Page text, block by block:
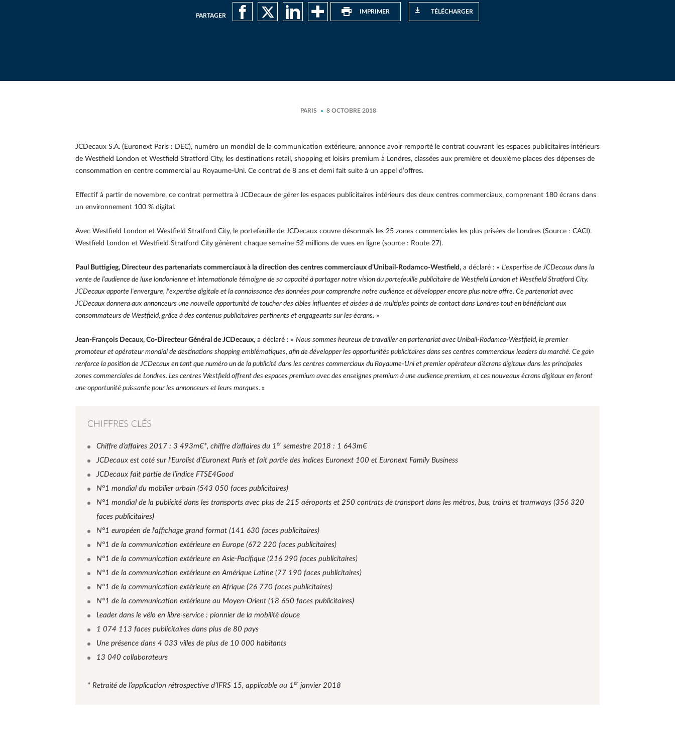
PARTAGER
IMPRIMER TÉLÉCHARGER
PARIS 8 OCTOBRE 2018
JCDecaux S.A. (Euronext Paris : DEC), numéro un mondial de la communication extérieure, annonce avoir remporté le contrat couvrant les espaces publicitaires intérieurs
de Westfield London et Westfield Stratford City, les destinations retail, shopping et loisirs premium à Londres, classées aux première et deuxième places des dépenses de
consommation en centre commercial au Royaume-Uni. Ce contrat de 8 ans et demi fait suite à un appel d’offres.
Effectif à partir de novembre, ce contrat permettra à JCDecaux de gérer les espaces publicitaires intérieurs des deux centres commerciaux, comprenant 180 écrans dans
un environnement 100 % digital.
Avec Westfield London et Westfield Stratford City, le portefeuille de JCDecaux couvre désormais les 25 zones commerciales les plus prisées de Londres (Source : CACI).
Westfield London et Westfield Stratford City génèrent chaque semaine 52 millions de vues en ligne (source : Route 27).
Paul Buttigieg, Directeur des partenariats commerciaux à la direction des centres commerciaux d’Unibail-Rodamco-Westfield, a déclaré : « L’expertise de JCDecaux dans la
vente de l’audience de luxe londonienne et internationale témoigne de sa capacité à partager notre vision du portefeuille publicitaire de Westfield London et Westfield Stratford City.
JCDecaux apporte l'envergure, l'expertise digitale et la connaissance des données pour comprendre notre audience et développer encore plus notre offre. Ce partenariat avec
JCDecaux donnera aux annonceurs une nouvelle opportunité de toucher des cibles influentes et aisées à de multiples points de contact dans Londres tout en bénéficiant aux
consommateurs de Westfield, grâce à des contenus publicitaires pertinents et engageants sur les écrans. »
Jean-François Decaux, Co-Directeur Général de JCDecaux, a déclaré : « Nous sommes heureux de travailler en partenariat avec Unibail-Rodamco-Westfield, le premier
promoteur et opérateur mondial de destinations shopping emblématiques, afin de développer les opportunités publicitaires dans ses centres commerciaux leaders du marché. Ce gain
renforce la position de JCDecaux en tant que numéro un de la publicité dans les centres commerciaux du Royaume-Uni et premier opérateur d’écrans digitaux dans les principales
zones commerciales de Londres. Les centres Westfield offrent des espaces premium avec des enseignes premium à une audience premium, et ces nouveaux écrans digitaux en feront
une opportunité puissante pour les annonceurs et leurs marques. »
CHIFFRES CLÉS
Chiffre d’affaires 2017 : 3 493m€*, chiffre d’affaires du 1er semestre 2018 : 1 643m€
JCDecaux est coté sur l’Eurolist d’Euronext Paris et fait partie des indices Euronext 100 et Euronext Family Business
JCDecaux fait partie de l’indice FTSE4Good
N°1 mondial du mobilier urbain (543 050 faces publicitaires)
N°1 mondial de la publicité dans les transports avec plus de 215 aéroports et 250 contrats de transport dans les métros, bus, trains et tramways (356 320
faces publicitaires)
N°1 européen de l’affichage grand format (141 630 faces publicitaires)
N°1 de la communication extérieure en Europe (672 220 faces publicitaires)
N°1 de la communication extérieure en Asie-Pacifique (216 290 faces publicitaires)
N°1 de la communication extérieure en Amérique Latine (77 190 faces publicitaires)
N°1 de la communication extérieure en Afrique (26 770 faces publicitaires)
N°1 de la communication extérieure au Moyen-Orient (18 650 faces publicitaires)
Leader dans le vélo en libre-service : pionnier de la mobilité douce
1 074 113 faces publicitaires dans plus de 80 pays
Une présence dans 4 033 villes de plus de 10 000 habitants
13 040 collaborateurs
* Retraité de l’application rétrospective d’IFRS 15, applicable au 1er janvier 2018